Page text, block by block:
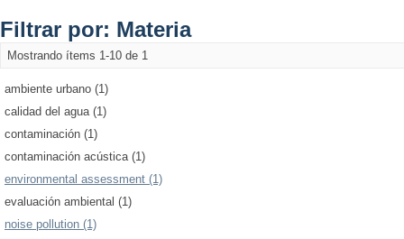
Filtrar por: Materia
Mostrando ítems 1-10 de 1
ambiente urbano (1)
calidad del agua (1)
contaminación (1)
contaminación acústica (1)
environmental assessment (1)
evaluación ambiental (1)
noise pollution (1)